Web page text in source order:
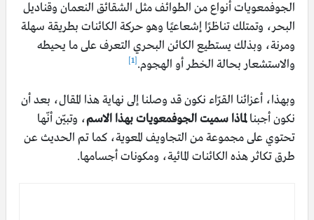
الجوفمعويات أنواع من الطوائف مثل الشقائق النعمان وقناديل
البحر، وتمتلك تناظرًا إشعاعيًا وهو حركة الكائنات بطريقة سهلة
ومرنة، وبذلك يستطيع الكائن البحري التعرف على ما يحيطه
والاستشعار بحالة الخطر أو الهجوم.[1]
وبهذا، أعزائنا القرّاء نكون قد وصلنا إلى نهاية هذا المقال، بعد أن
نكون أجبنالماذا سميت الجوفمعويات بهذا الاسم، وتبيّن أنّها
تحتوي على مجموعة من التجاويف المعوية، كما تم الحديث عن
طرق تكاثر هذه الكائنات المائية، ومكونات أجسامها.